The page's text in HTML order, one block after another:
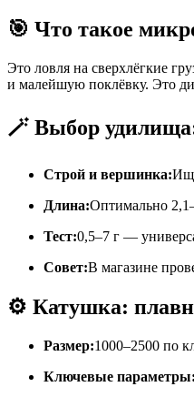
🎯 Что такое
Это ловля на сверхлёгкие
и малейшую поклёвку. Это
🪄 Выбор
Строй и вершинка:
Длина:Оптимально
Тест:0,5–7 г —
Совет:В магазине
⚙️ Катушка:
Размер:1000–2500 по
Ключевые параметры: